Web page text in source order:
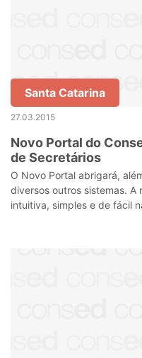
Santa Catarina
27.03.2015
Novo Portal do
de Secretários
O Novo Portal abrigará,
diversos outros sistemas.
intuitiva, simples e de fácil